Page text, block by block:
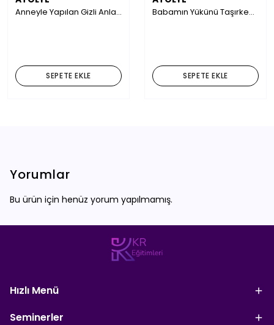
Anneyle Yapılan Gizli Anlaşmalar
SEPETE EKLE
Babamın Yükünü Taşırken Hayatımı Beklettim
SEPETE EKLE
Yorumlar
Bu ürün için henüz yorum yapılmamış.
Hızlı Menü
Seminerler